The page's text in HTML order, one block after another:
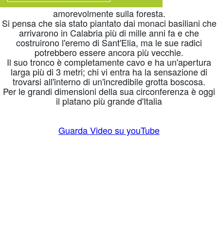
amorevolmente sulla foresta.
Si pensa che sia stato piantato dai monaci basiliani che
arrivarono in Calabria più di mille anni fa e che
costruirono l'eremo di Sant'Elia, ma le sue radici
potrebbero essere ancora più vecchie.
Il suo tronco è completamente cavo e ha un'apertura
larga più di 3 metri; chi vi entra ha la sensazione di
trovarsi all'interno di un'incredibile grotta boscosa.
Per le grandi dimensioni della sua circonferenza è oggi
il platano più grande d'Italia
Guarda Video su youTube